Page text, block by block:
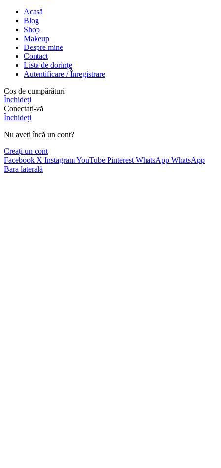
Acasă
Blog
Shop
Makeup
Despre mine
Contact
Lista de dorințe
Autentificare / Înregistrare
Coș de cumpărături
Închideți
Conectați-vă
Închideți
Nu aveți încă un cont?
Creați un cont
Facebook X InstagramYouTube Pinterest WhatsApp WhatsApp
Bara laterală